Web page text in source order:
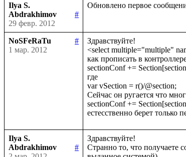
Ilya S.
Abdrakhimov
#
29 февр. 2012
NoSFeRaTu
#
1 мар. 2012
Здравствуйте!
<select multiple="multiple"
как прописать в
sectionConf +=
где
var vSection = r()/@section;
Сейчас он ругается что
sectionConf +=
Ilya S.
Abdrakhimov
#
Здравствуйте!
Странно то, что получаете